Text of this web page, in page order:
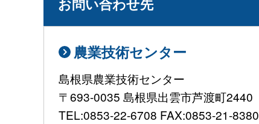
農業技術センター
島根県農業技術センター
〒693-0035 島根県出雲市芦渡町2440
TEL:0853-22-6708 FAX:0853-21-8380